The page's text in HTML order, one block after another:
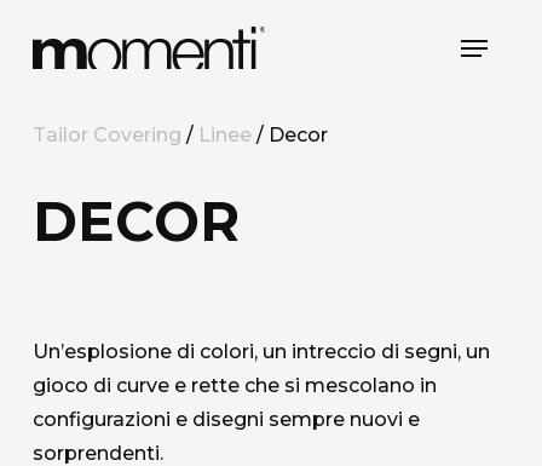
Menu
Tailor Covering / Linee/ Decor
DECOR
Un’esplosione di colori, un intreccio di segni, un
gioco di curve e rette che si mescolano in
configurazioni e disegni sempre nuovi e
sorprendenti.